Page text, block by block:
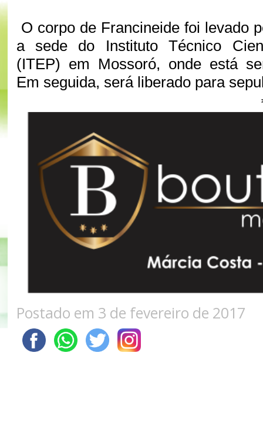
O corpo de Francineide foi levado
a sede do Instituto Técnico
(ITEP) em Mossoró, onde está
Em seguida, será liberado para
Postado em 3 de fevereiro de 2017